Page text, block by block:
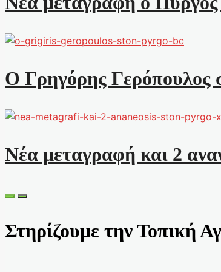
Ο Γρηγόρης Γερόπουλος
Νέα μεταγραφή και 2
Στηρίζουμε την Τοπική